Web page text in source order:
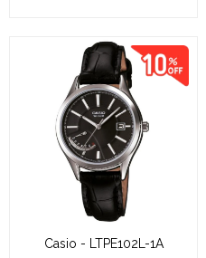
Casio - LTPE102L-1A